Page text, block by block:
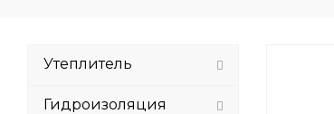
Утеплитель
Гидроизоляция